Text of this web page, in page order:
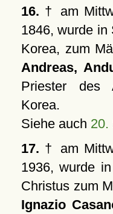
16. † am
1846, wurde in
Korea, zum
Andreas,
Priester des
Korea.
Siehe auch 20.
17. † am
1936, wurde
Christus zum
Ignazio